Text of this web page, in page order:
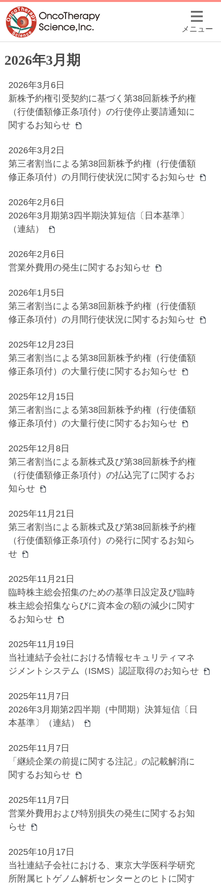
メニュー
2026年3月期
2026年3月6日
新株予約権引受契約に基づく第38回新株予約権
（行使価額修正条項付）の行使停止要請通知に
関するお知らせ
2026年3月2日
第三者割当による第38回新株予約権（行使価額
修正条項付）の月間行使状況に関するお知らせ
2026年2月6日
2026年3月期第3四半期決算短信〔日本基準〕
（連結）
2026年2月6日
営業外費用の発生に関するお知らせ
2026年1月5日
第三者割当による第38回新株予約権（行使価額
修正条項付）の月間行使状況に関するお知らせ
2025年12月23日
第三者割当による第38回新株予約権（行使価額
修正条項付）の大量行使に関するお知らせ
2025年12月15日
第三者割当による第38回新株予約権（行使価額
修正条項付）の大量行使に関するお知らせ
2025年12月8日
第三者割当による新株式及び第38回新株予約権
（行使価額修正条項付）の払込完了に関するお
知らせ
2025年11月21日
第三者割当による新株式及び第38回新株予約権
（行使価額修正条項付）の発行に関するお知ら
せ
2025年11月21日
臨時株主総会招集のための基準日設定及び臨時
株主総会招集ならびに資本金の額の減少に関す
るお知らせ
2025年11月19日
当社連結子会社における情報セキュリティマネ
ジメントシステム（ISMS）認証取得のお知らせ
2025年11月7日
2026年3月期第2四半期（中間期）決算短信〔日
本基準〕（連結）
2025年11月7日
「継続企業の前提に関する注記」の記載解消に
関するお知らせ
2025年11月7日
営業外費用および特別損失の発生に関するお知
らせ
2025年10月17日
当社連結子会社における、東京大学医科学研究
所附属ヒトゲノム解析センターとのヒトに関す